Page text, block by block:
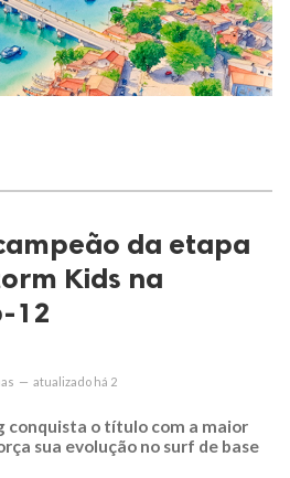
da etapa
Kids na
12
— atualizado há 2
o título com a maior
sua evolução no surf de base